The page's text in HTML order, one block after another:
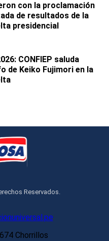
con la proclamación
de resultados de la
presidencial
CONFIEP saluda
de Keiko Fujimori en la
Reservados.
Chorrillos